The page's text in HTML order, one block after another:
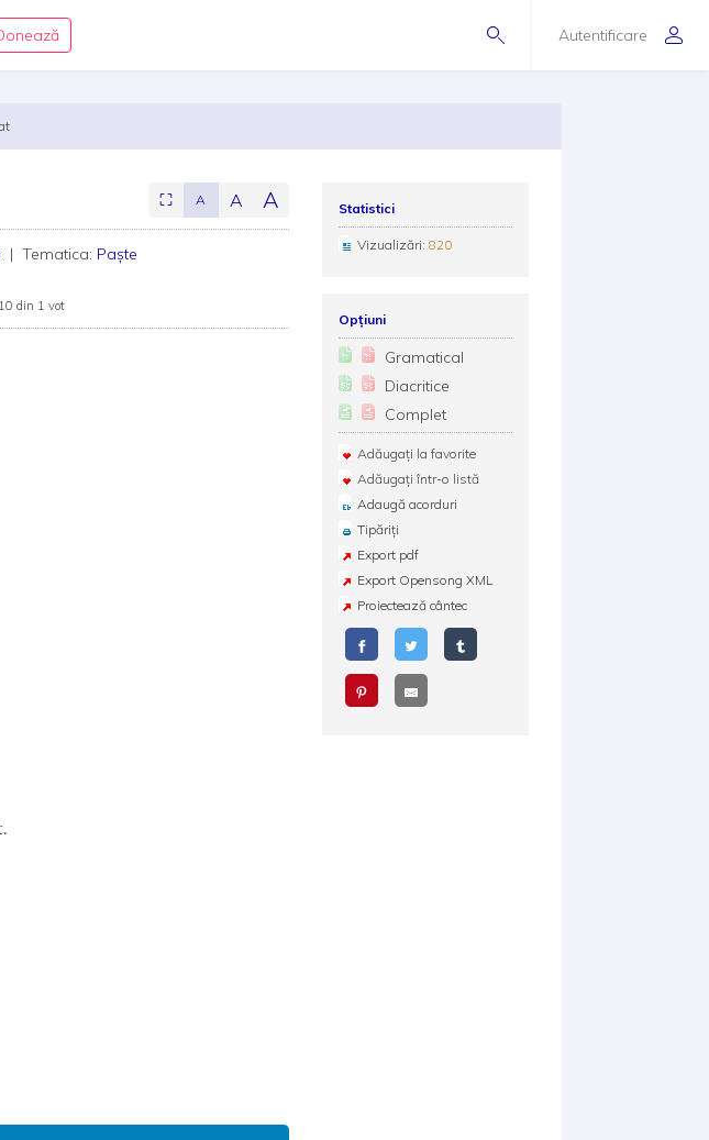
Autentificare
⛶ A A A
| Tematica: Paște
10 din 1 vot
Statistici
Vizualizări: 820
Opțiuni
Gramatical
Diacritice
Complet
Adăugați la favorite
Adăugați într-o listă
Adaugă acorduri
Tipăriți
Export pdf
Export Opensong XML
Proiectează cântec